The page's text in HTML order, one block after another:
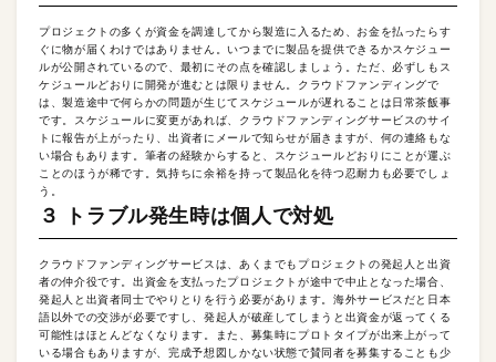
プロジェクトの多くが資金を調達してから製造に入るため、お金を払ったらす
ぐに物が届くわけではありません。いつまでに製品を提供できるかスケジュー
ルが公開されているので、最初にその点を確認しましょう。ただ、必ずしもス
ケジュールどおりに開発が進むとは限りません。クラウドファンディングで
は、製造途中で何らかの問題が生じてスケジュールが遅れることは日常茶飯事
です。スケジュールに変更があれば、クラウドファンディングサービスのサイ
トに報告が上がったり、出資者にメールで知らせが届きますが、何の連絡もな
い場合もあります。筆者の経験からすると、スケジュールどおりにことが運ぶ
ことのほうが稀です。気持ちに余裕を持って製品化を待つ忍耐力も必要でしょ
う。
３ トラブル発生時は個人で対処
クラウドファンディングサービスは、あくまでもプロジェクトの発起人と出資
者の仲介役です。出資金を支払ったプロジェクトが途中で中止となった場合、
発起人と出資者同士でやりとりを行う必要があります。海外サービスだと日本
語以外での交渉が必要ですし、発起人が破産してしまうと出資金が返ってくる
可能性はほとんどなくなります。また、募集時にプロトタイプが出来上がって
いる場合もありますが、完成予想図しかない状態で賛同者を募集することも少